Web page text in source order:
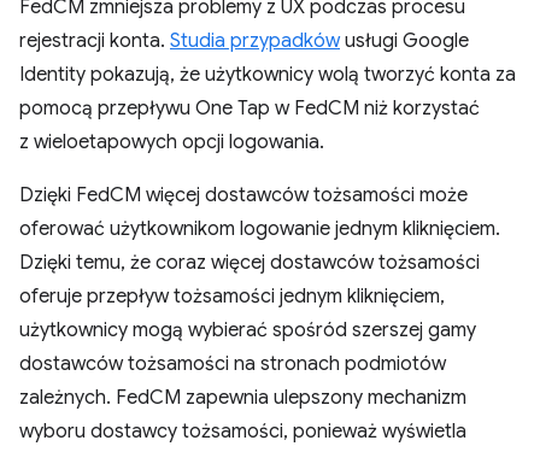
FedCM zmniejsza problemy z UX podczas procesu
rejestracji konta. Studia przypadkówusługi Google
Identity pokazują, że użytkownicy wolą tworzyć konta za
pomocą przepływu One Tap w FedCM niż korzystać
z wieloetapowych opcji logowania.
Dzięki FedCM więcej dostawców tożsamości może
oferować użytkownikom logowanie jednym kliknięciem.
Dzięki temu, że coraz więcej dostawców tożsamości
oferuje przepływ tożsamości jednym kliknięciem,
użytkownicy mogą wybierać spośród szerszej gamy
dostawców tożsamości na stronach podmiotów
zależnych. FedCM zapewnia ulepszony mechanizm
wyboru dostawcy tożsamości, ponieważ wyświetla